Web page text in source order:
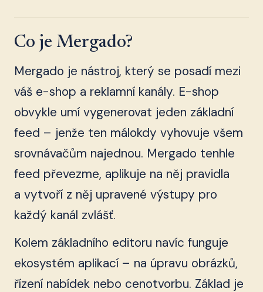
Co je Mergado?
Mergado je nástroj, který se posadí mezi
váš e-shop a reklamní kanály. E-shop
obvykle umí vygenerovat jeden základní
feed – jenže ten málokdy vyhovuje všem
srovnávačům najednou. Mergado tenhle
feed převezme, aplikuje na něj pravidla
a vytvoří z něj upravené výstupy pro
každý kanál zvlášť.
Kolem základního editoru navíc funguje
ekosystém aplikací – na úpravu obrázků,
řízení nabídek nebo cenotvorbu. Základ je